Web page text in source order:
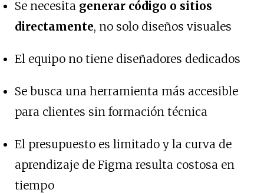
Se necesita generar código o sitios
directamente, no solo diseños visuales
El equipo no tiene diseñadores dedicados
Se busca una herramienta más accesible
para clientes sin formación técnica
El presupuesto es limitado y la curva de
aprendizaje de Figma resulta costosa en
tiempo